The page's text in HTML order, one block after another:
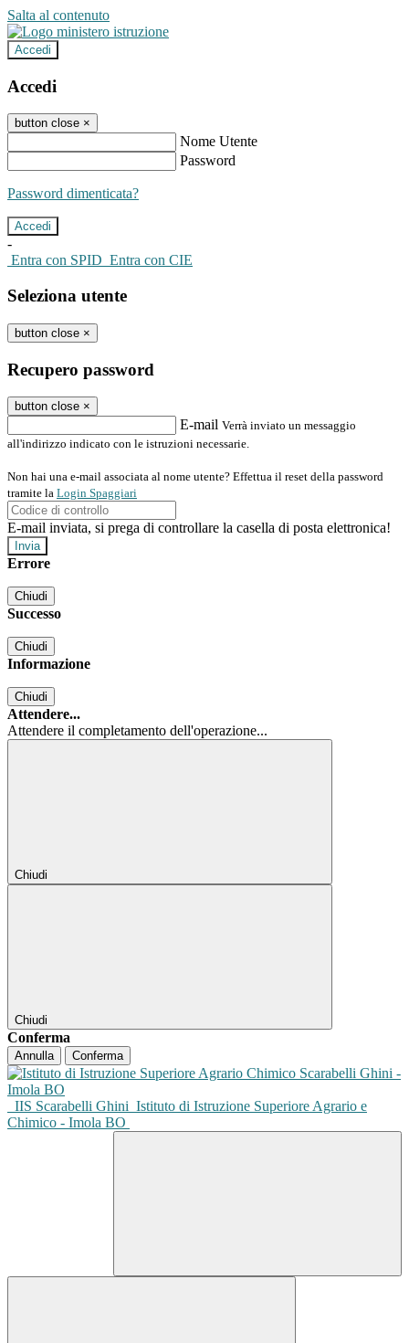
Salta al contenuto
Accedi
Accedi
button close ×
Nome Utente
Password
Password dimenticata?
-
Entra con SPID Entra con CIE
Seleziona utente
button close ×
Recupero password
button close ×
E-mail Verrà inviato un messaggio
all'indirizzo indicato con le istruzioni necessarie.
Non hai una e-mail associata al nome utente? Effettua il reset della password
tramite la Login Spaggiari
E-mail inviata, si prega di controllare la casella di posta elettronica!
Errore
Chiudi
Successo
Chiudi
Informazione
Chiudi
Attendere...
Attendere il completamento dell'operazione...
Chiudi
Chiudi
Conferma
Annulla Conferma
IIS Scarabelli Ghini Istituto di Istruzione Superiore Agrario e
Chimico - Imola BO